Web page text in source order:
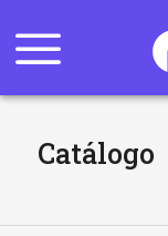
Catálogo